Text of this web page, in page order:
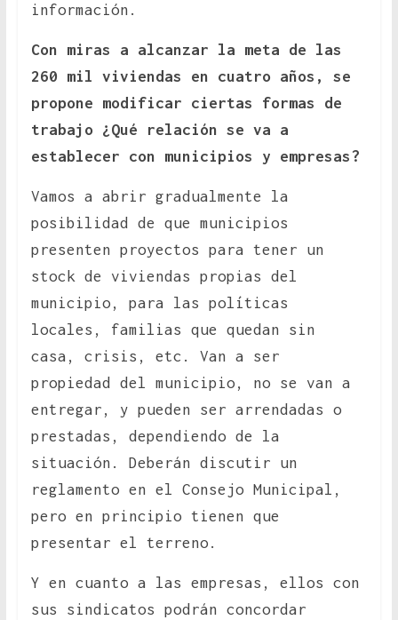
información.
Con miras a alcanzar la meta de las
260 mil viviendas en cuatro años, se
propone modificar ciertas formas de
trabajo ¿Qué relación se va a
establecer con municipios y empresas?
Vamos a abrir gradualmente la
posibilidad de que municipios
presenten proyectos para tener un
stock de viviendas propias del
municipio, para las políticas
locales, familias que quedan sin
casa, crisis, etc. Van a ser
propiedad del municipio, no se van a
entregar, y pueden ser arrendadas o
prestadas, dependiendo de la
situación. Deberán discutir un
reglamento en el Consejo Municipal,
pero en principio tienen que
presentar el terreno.
Y en cuanto a las empresas, ellos con
sus sindicatos podrán concordar